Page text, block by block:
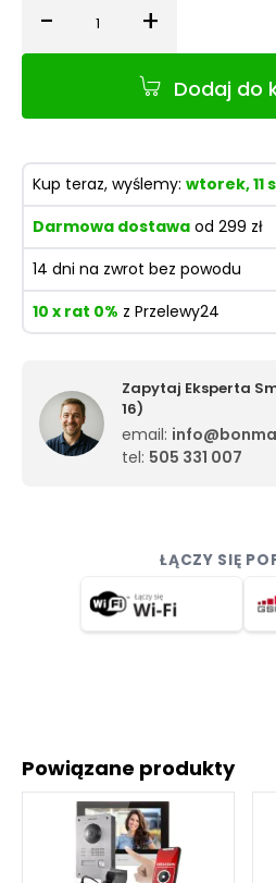
ŁĄCZY SIĘ
Powiązane produkty
- Ilość +
Dodaj do
Kup teraz, wyślemy: wtorek, 11
Darmowa dostawa od 299 zł
14 dni na zwrot bez powodu
10 x rat 0% z Przelewy24
Zapytaj Eksperta
16)
email:
tel: 505 331 007